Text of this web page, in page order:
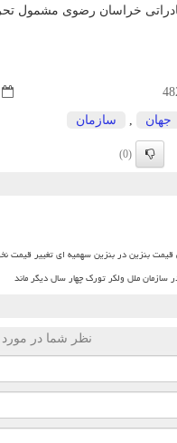
صادراتی خراسان رضوی مشمول
جهان سازمان
(0)
بنزین در بنزین سهمیه ای تغییر قیمت
ملل ولکر تورک چهار سال دیگر ماند
نظر شما در